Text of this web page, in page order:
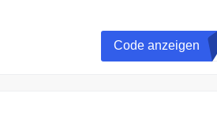
Code anzeigen